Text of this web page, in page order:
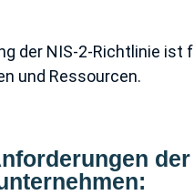
der NIS-2-Richtlinie
und Ressourcen.